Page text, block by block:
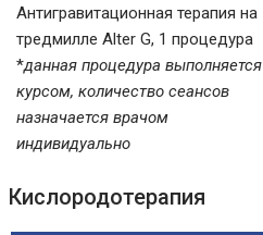
Антигравитационная терапия на
тредмилле Alter G, 1 процедура
*данная процедура выполняется
курсом, количество сеансов
назначается врачом
индивидуально
Кислородотерапия